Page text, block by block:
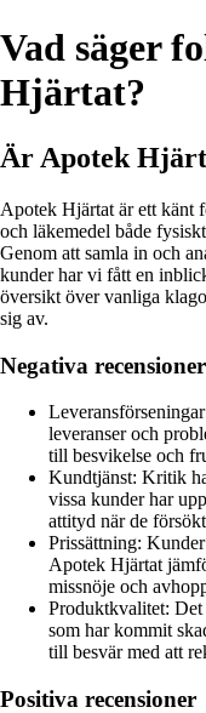
Vad säger
Hjärtat?
Är Apotek
Apotek Hjärtat är ett känt
och läkemedel både
Genom att samla in och
kunder har vi fått en
översikt över vanliga
sig av.
Negativa recensioner
leveranser och
till besvikelse och
Kundtjänst: Kritik
vissa kunder har
attityd när de
Prissättning:
Apotek Hjärtat
missnöje och
Produktkvalitet:
som har kommit
till besvär med att
Positiva recensioner